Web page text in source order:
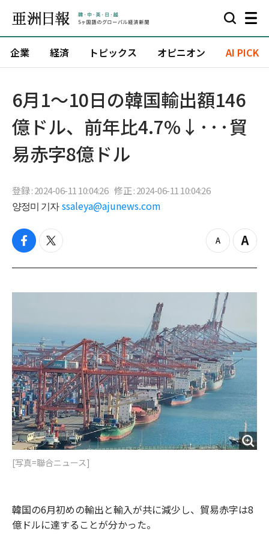
企業 経済 トピックス オピニオン AI PICK
6月1～10日の韓国輸出額146
億ドル、前年比4.7%↓···貿
易赤字8億ドル
登録 : 2024-06-11 10:04:26 修正 : 2024-06-11 10:04:26
양정미 기자 ssaleya@ajunews.com
f
c
b
k
t
i
t
z
o
o
u
t
Z
o
i
[写真=聯合ニュース]
韓国の6月初めの輸出と輸入が共に減少し、貿易赤字は8
億ドルに達することが分かった。